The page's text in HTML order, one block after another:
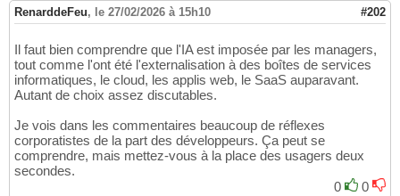
RenarddeFeu, le 27/02/2026 à 15h10 #202
Il faut bien comprendre que l'IA est imposée par les managers,
tout comme l'ont été l'externalisation à des boîtes de services
informatiques, le cloud, les applis web, le SaaS auparavant.
Autant de choix assez discutables.
Je vois dans les commentaires beaucoup de réflexes
corporatistes de la part des développeurs. Ça peut se
comprendre, mais mettez-vous à la place des usagers deux
secondes.
0
0